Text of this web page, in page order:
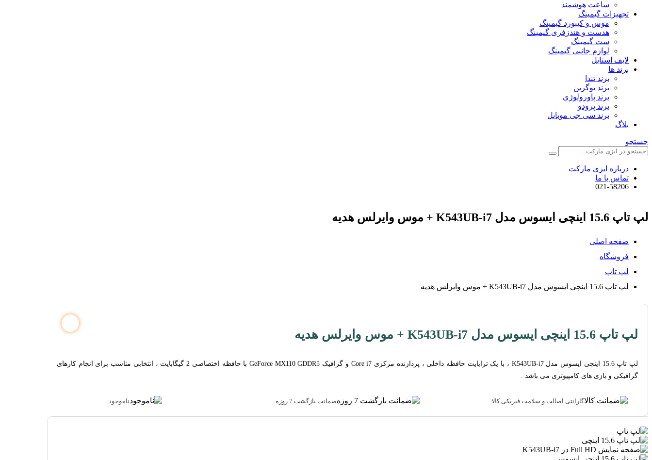
ساعت هوشمند
تجهیزات گیمینگ
موس و کیبورد گیمینگ
هدست و هندزفری گیمینگ
ست گیمینگ
لوازم جانبی گیمینگ
لایف استایل
برند ها
برند تندا
برند یوگرین
برند پاورولوژی
برند پرودو
برند سی جی موبایل
بلاگ
جستجو
درباره ایزی مارکت
تماس با ما
021-58206
لپ تاپ 15.6 اینچی ایسوس مدل K543UB-i7 + موس وایرلس هدیه
صفحه اصلی
فروشگاه
لپ تاپ
لپ تاپ 15.6 اینچی ایسوس مدل K543UB-i7 + موس وایرلس هدیه
لپ تاپ 15.6 اینچی ایسوس مدل K543UB-i7 + موس وایرلس هدیه
لپ تاپ 15.6 اینچی ایسوس مدل K543UB-i7 ، با یک ترابایت حافظه داخلی ، پردازنده مرکزی Core i7 و گرافیک GeForce MX110 GDDR5 با حافظه اختصاصی 2 گیگابایت ، انتخابی مناسب برای انجام کارهای
گرافیکی و بازی های کامپیوتری می باشد .
گارانتی اصالت و سلامت فیزیکی کالا ضمانت بازگشت 7 روزه ناموجود